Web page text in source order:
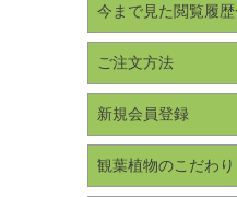
今まで見た閲覧履
ご注文方法
新規会員登録
観葉植物のこだわり